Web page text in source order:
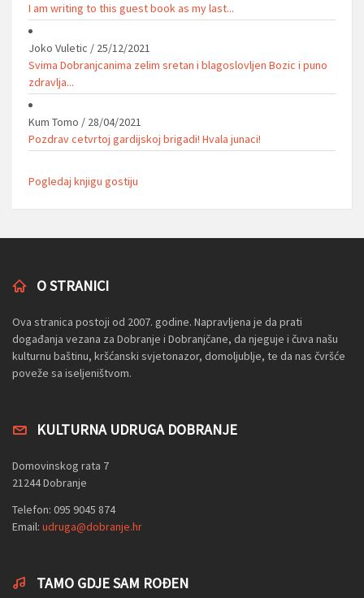
I am writing to this guest book as my last...
Joko Vuletic / 25/12/2021
Svima Dobranjcanima zelim sretan i blagoslovljen Bozic i puno
zdravlja...
Kum Tomo / 28/04/2021
Pozdrav cetvrtoj gardijskoj brigadi! Hvala junaci!
Pogledaj knjigu gostiju
O STRANICI
Ova stranica postoji od 2007. godine. Napravljena je da prati
događanja vezana za Dobranje i Dobranjčane, da njeguje i čuva našu
kulturnu baštinu, kršćanski svjetonazor, domoljublje, te da nas čvršće
poveže sa iseljeništvom.
KULTURNA UDRUGA DOBRANJE
Domovinskog rata 7
21244 Dobranje
Telefon: 095 9045 874
Email: udruga@dobranje.hr
TAMO GDJE SAM ROĐEN